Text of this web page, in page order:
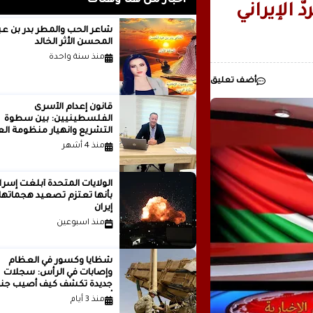
للذكاء
أضف تعليق
شاعر الحب والمطر بدر
المحسن الأثر الخالد
منذ سنة واحدة
قانون إعدام الأسرى
الفلسطينيين: بين سطوة
التشريع وانهيار منظومة
الدولية...بقلم الدكتور وسيم
منذ 4 أشهر
الولايات المتحدة أبلغت
بأنها تعتزم تصعيد
إيران
منذ اسبوعين
شظايا وكسور في العظام
وإصابات في الرأس: سجلات
جديدة تكشف كيف أصيب
أمريكيون في الحرب الإيرانية
منذ 3 أيام